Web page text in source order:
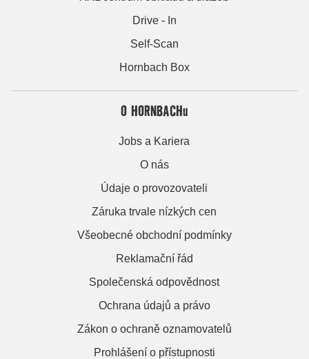
Drive - In
Self-Scan
Hornbach Box
O HORNBACHu
Jobs a Kariera
O nás
Údaje o provozovateli
Záruka trvale nízkých cen
Všeobecné obchodní podmínky
Reklamační řád
Společenská odpovědnost
Ochrana údajů a právo
Zákon o ochraně oznamovatelů
Prohlášení o přístupnosti